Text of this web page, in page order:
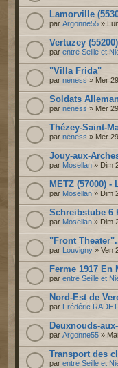
Lamorville
par Argonne55 »
Vertuzey
par entre Seille et
"Villa Frida"
par neness » Mer
Soldats
par neness » Mer
Thézey-Saint-
par neness » Mer
Jouy-aux-
par Mosellan » Dim
METZ (57000) -
par Mosellan » Dim
Schreibstube 6
par Mosellan » Dim
"Front
par Louvigny » Ven
Ferme 1917 En
par entre Seille et
Nord-Est de
par Frédéric RADET
Deuxnouds-
par Argonne55 »
Transport des
par entre Seille et